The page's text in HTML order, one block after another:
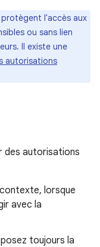
l'accès aux
ou sans lien
Il existe une
autorisations
des autorisations
lorsque
avec la
toujours la